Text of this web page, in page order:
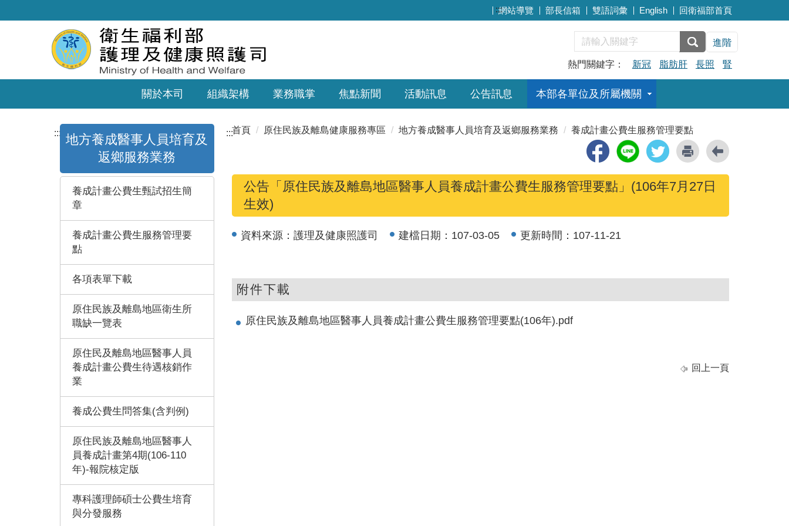
:::網站導覽 部長信箱 雙語詞彙 English 回衛福部首頁
進階
熱門關鍵字： 新冠 脂肪肝 長照 腎
關於本司 組織架構 業務職掌 焦點新聞 活動訊息 公告訊息 本部各單位及所屬機關
:::
地方養成醫事人員培育及
返鄉服務業務
養成計畫公費生甄試招生簡
章
養成計畫公費生服務管理要
點
各項表單下載
原住民族及離島地區衛生所
職缺一覽表
原住民及離島地區醫事人員
養成計畫公費生待遇核銷作
業
養成公費生問答集(含判例)
原住民族及離島地區醫事人
員養成計畫第4期(106-110
年)-報院核定版
專科護理師碩士公費生培育
與分發服務
:::首頁 原住民族及離島健康服務專區 地方養成醫事人員培育及返鄉服務業務 養成計畫公費生服務管理要點
公告「原住民族及離島地區醫事人員養成計畫公費生服務管理要點」(106年7月27日
生效)
資料來源： 護理及健康照護司 建檔日期： 107-03-05 更新時間： 107-11-21
附件下載
原住民族及離島地區醫事人員養成計畫公費生服務管理要點(106年).pdf
回上一頁